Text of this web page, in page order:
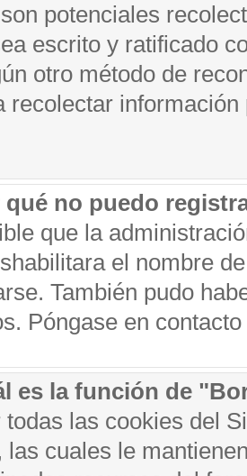
potenciales
escrito y ratificado
otro método de
recolectar
qué no puedo
que la
el nombre
También pudo
Póngase en
es la función de
todas las cookies del
las cuales le